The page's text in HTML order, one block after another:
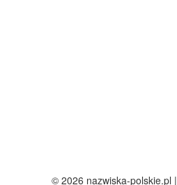
© 2026 nazwiska-polskie.pl |